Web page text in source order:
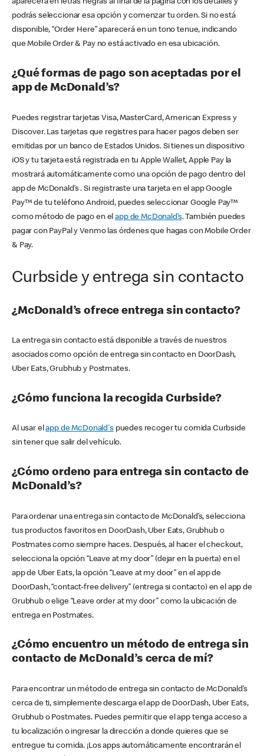
aparecerá en letras negras al final de la página con los detalles y
podrás seleccionar esa opción y comenzar tu orden. Si no está
disponible, “Order Here” aparecerá en un tono tenue, indicando
que Mobile Order & Pay no está activado en esa ubicación.
¿Qué formas de pago son aceptadas por el
app de McDonald’s?
Puedes registrar tarjetas Visa, MasterCard, American Express y
Discover. Las tarjetas que registres para hacer pagos deben ser
emitidas por un banco de Estados Unidos. Si tienes un dispositivo
iOS y tu tarjeta está registrada en tu Apple Wallet, Apple Pay la
mostrará automáticamente como una opción de pago dentro del
app de McDonald’s . Si registraste una tarjeta en el app Google
Pay™ de tu teléfono Android, puedes seleccionar Google Pay™
como método de pago en elapp de McDonald’s. También puedes
pagar con PayPal y Venmo las órdenes que hagas con Mobile Order
& Pay.
Curbside y entrega sin contacto
¿McDonald’s ofrece entrega sin contacto?
La entrega sin contacto está disponible a través de nuestros
asociados como opción de entrega sin contacto en DoorDash,
Uber Eats, Grubhub y Postmates.
¿Cómo funciona la recogida Curbside?
Al usar elapp de McDonald'spuedes recoger tu comida Curbside
sin tener que salir del vehículo.
¿Cómo ordeno para entrega sin contacto de
McDonald’s?
Para ordenar una entrega sin contacto de McDonald’s, selecciona
tus productos favoritos en DoorDash, Uber Eats, Grubhub o
Postmates como siempre haces. Después, al hacer el checkout,
selecciona la opción “Leave at my door” (dejar en la puerta) en el
app de Uber Eats, la opción “Leave at my door” en el app de
DoorDash, “contact-free delivery” (entrega si contacto) en el app de
Grubhub o elige “Leave order at my door” como la ubicación de
entrega en Postmates.
¿Cómo encuentro un método de entrega sin
contacto de McDonald’s cerca de mí?
Para encontrar un método de entrega sin contacto de McDonald’s
cerca de ti, simplemente descarga el app de DoorDash, Uber Eats,
Grubhub o Postmates. Puedes permitir que el app tenga acceso a
tu localización o ingresar la dirección a donde quieres que se
entregue tu comida. ¡Los apps automáticamente encontrarán el